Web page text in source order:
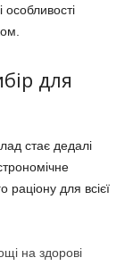
особливості
для
стає дедалі
раціону для всієї
на здорові